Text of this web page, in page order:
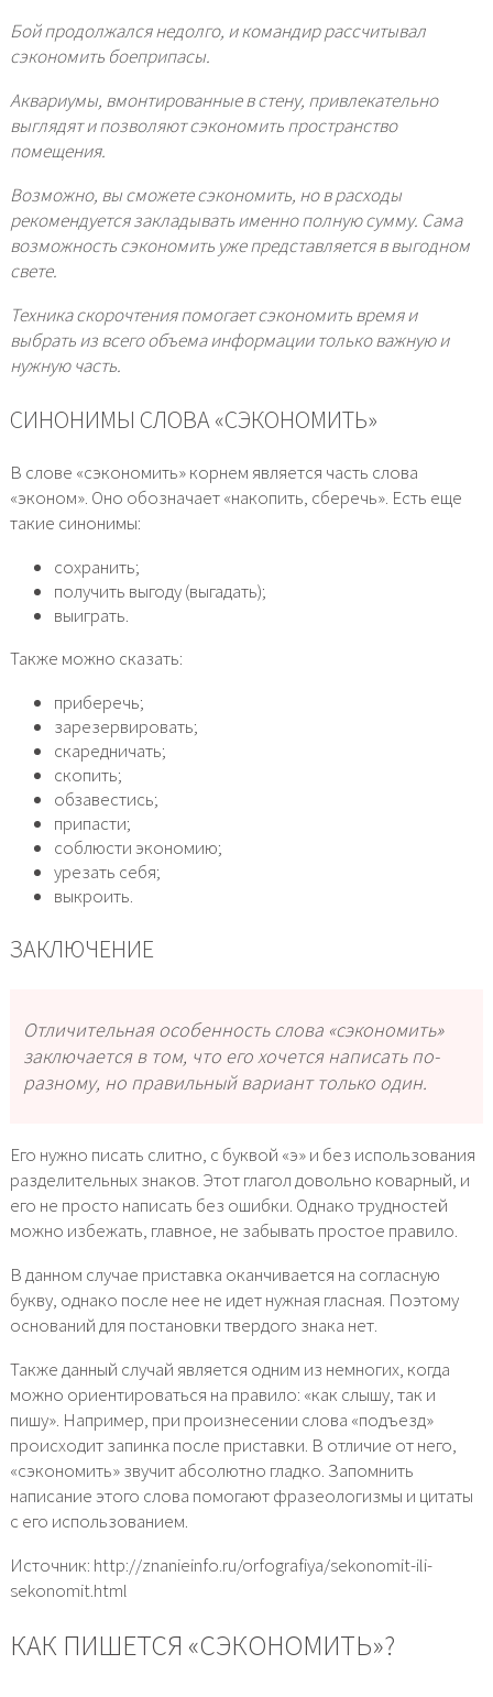
Бой продолжался недолго, и командир рассчитывал
сэкономить боеприпасы.
Аквариумы, вмонтированные в стену, привлекательно
выглядят и позволяют сэкономить пространство
помещения.
Возможно, вы сможете сэкономить, но в расходы
рекомендуется закладывать именно полную сумму. Сама
возможность сэкономить уже представляется в выгодном
свете.
Техника скорочтения помогает сэкономить время и
выбрать из всего объема информации только важную и
нужную часть.
СИНОНИМЫ СЛОВА «СЭКОНОМИТЬ»
В слове «сэкономить» корнем является часть слова
«эконом». Оно обозначает «накопить, сберечь». Есть еще
такие синонимы:
сохранить;
получить выгоду (выгадать);
выиграть.
Также можно сказать:
приберечь;
зарезервировать;
скаредничать;
скопить;
обзавестись;
припасти;
соблюсти экономию;
урезать себя;
выкроить.
ЗАКЛЮЧЕНИЕ
Отличительная особенность слова «сэкономить»
заключается в том, что его хочется написать по-
разному, но правильный вариант только один.
Его нужно писать слитно, с буквой «э» и без использования
разделительных знаков. Этот глагол довольно коварный, и
его не просто написать без ошибки. Однако трудностей
можно избежать, главное, не забывать простое правило.
В данном случае приставка оканчивается на согласную
букву, однако после нее не идет нужная гласная. Поэтому
оснований для постановки твердого знака нет.
Также данный случай является одним из немногих, когда
можно ориентироваться на правило: «как слышу, так и
пишу». Например, при произнесении слова «подъезд»
происходит запинка после приставки. В отличие от него,
«сэкономить» звучит абсолютно гладко. Запомнить
написание этого слова помогают фразеологизмы и цитаты
с его использованием.
Источник: http://znanieinfo.ru/orfografiya/sekonomit-ili-
sekonomit.html
КАК ПИШЕТСЯ «СЭКОНОМИТЬ»?